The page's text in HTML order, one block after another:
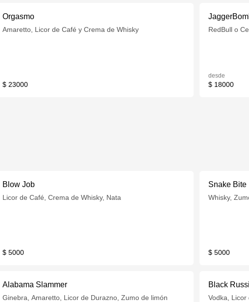
Orgasmo
Amaretto, Licor de Café y Crema de Whisky
$ 23000
RedBull o
desde
$ 18000
Blow Job
Licor de Café, Crema de Whisky, Nata
$ 5000
Snake Bite
Whisky,
$ 5000
Alabama Slammer
Ginebra, Amaretto, Licor de Durazno, Zumo de limón
Black
Vodka, Licor